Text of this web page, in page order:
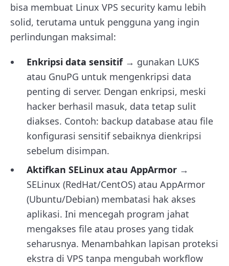
bisa membuat Linux VPS security kamu lebih
solid, terutama untuk pengguna yang ingin
perlindungan maksimal:
Enkripsi data sensitif→ gunakan LUKS
atau GnuPG untuk mengenkripsi data
penting di server. Dengan enkripsi, meski
hacker berhasil masuk, data tetap sulit
diakses. Contoh: backup database atau file
konfigurasi sensitif sebaiknya dienkripsi
sebelum disimpan.
Aktifkan SELinux atau AppArmor →
SELinux (RedHat/CentOS) atau AppArmor
(Ubuntu/Debian) membatasi hak akses
aplikasi. Ini mencegah program jahat
mengakses file atau proses yang tidak
seharusnya. Menambahkan lapisan proteksi
ekstra di VPS tanpa mengubah workflow